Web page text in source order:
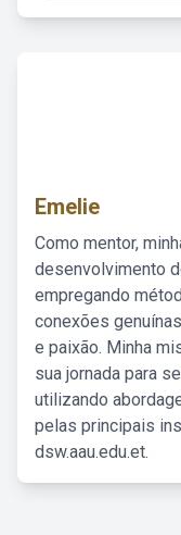
Emelie
Como mentor,
desenvolvimento
empregando
conexões
e paixão. Minha
sua jornada para
utilizando
pelas principais
dsw.aau.edu.et.